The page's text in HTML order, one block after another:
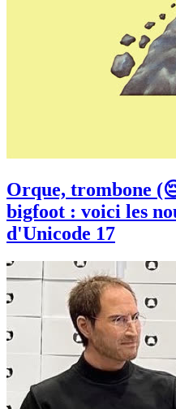
Orque, trombone
bigfoot : voici les
d'Unicode 17